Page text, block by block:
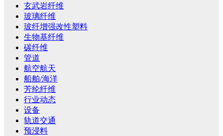
玄武岩纤维
玻璃纤维
玻纤增强改性塑料
生物基纤维
碳纤维
管道
航空航天
船舶/海洋
芳纶纤维
行业动态
设备
轨道交通
预浸料